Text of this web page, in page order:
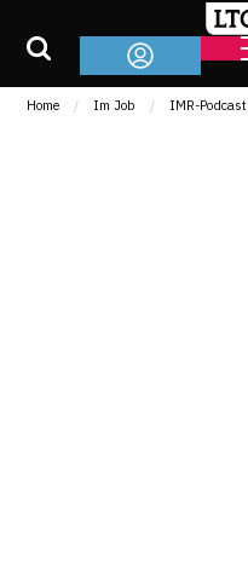
Home Im Job IMR-Podcast